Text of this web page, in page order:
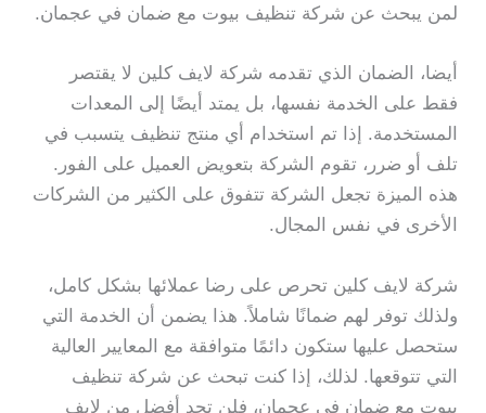
لمن يبحث عن شركة تنظيف بيوت مع ضمان في عجمان.
أيضا، الضمان الذي تقدمه شركة لايف كلين لا يقتصر
فقط على الخدمة نفسها، بل يمتد أيضًا إلى المعدات
المستخدمة. إذا تم استخدام أي منتج تنظيف يتسبب في
تلف أو ضرر، تقوم الشركة بتعويض العميل على الفور.
هذه الميزة تجعل الشركة تتفوق على الكثير من الشركات
الأخرى في نفس المجال.
شركة لايف كلين تحرص على رضا عملائها بشكل كامل،
ولذلك توفر لهم ضمانًا شاملاً. هذا يضمن أن الخدمة التي
ستحصل عليها ستكون دائمًا متوافقة مع المعايير العالية
التي تتوقعها. لذلك، إذا كنت تبحث عن شركة تنظيف
بيوت مع ضمان في عجمان، فلن تجد أفضل من لايف